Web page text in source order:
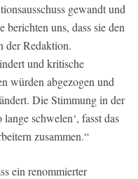
gewandt und
berichten uns, dass sie den
der Redaktion.
und kritische
würden abgezogen und
Die Stimmung in der
schwelen‘, fasst das
zusammen.“
ein renommierter